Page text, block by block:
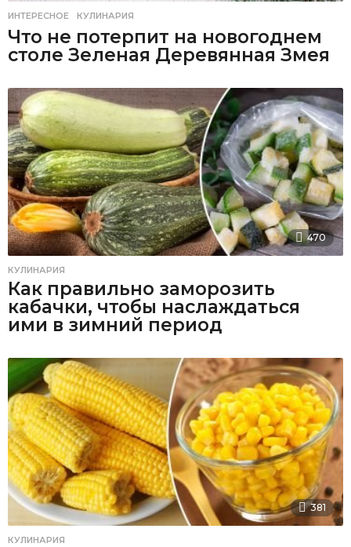
ИНТЕРЕСНОЕ ,КУЛИНАРИЯ
Что не потерпит на новогоднем
столе Зеленая Деревянная Змея
470
КУЛИНАРИЯ
Как правильно заморозить
кабачки, чтобы наслаждаться
ими в зимний период
381
КУЛИНАРИЯ